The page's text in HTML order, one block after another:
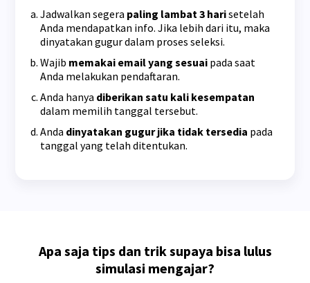
Jadwalkan segera paling lambat 3 harisetelah
Anda mendapatkan info. Jika lebih dari itu, maka
dinyatakan gugur dalam proses seleksi.
Wajib memakai email yang sesuai pada saat
Anda melakukan pendaftaran.
Anda hanya diberikan satu kali kesempatan
dalam memilih tanggal tersebut.
Anda dinyatakan gugur jika tidak tersedia pada
tanggal yang telah ditentukan.
Apa saja tips dan trik supaya bisa lulus
simulasi mengajar?